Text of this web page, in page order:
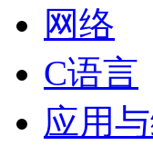
网络
C语言
应用